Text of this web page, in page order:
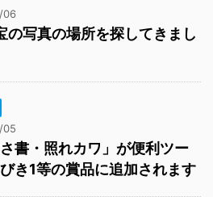
06
の写真の場所を探してきまし
05
さ書・照れカワ」が便利ツー
き1等の賞品に追加されます